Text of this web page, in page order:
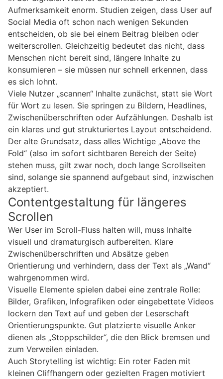
Aufmerksamkeit enorm. Studien zeigen, dass User auf
Social Media oft schon nach wenigen Sekunden
entscheiden, ob sie bei einem Beitrag bleiben oder
weiterscrollen. Gleichzeitig bedeutet das nicht, dass
Menschen nicht bereit sind, längere Inhalte zu
konsumieren – sie müssen nur schnell erkennen, dass
es sich lohnt.
Viele Nutzer „scannen“ Inhalte zunächst, statt sie Wort
für Wort zu lesen. Sie springen zu Bildern, Headlines,
Zwischenüberschriften oder Aufzählungen. Deshalb ist
ein klares und gut strukturiertes Layout entscheidend.
Der alte Grundsatz, dass alles Wichtige „Above the
Fold“ (also im sofort sichtbaren Bereich der Seite)
stehen muss, gilt zwar noch, doch lange Scrollseiten
sind, solange sie spannend aufgebaut sind, inzwischen
akzeptiert.
Contentgestaltung für längeres
Scrollen
Wer User im Scroll-Fluss halten will, muss Inhalte
visuell und dramaturgisch aufbereiten. Klare
Zwischenüberschriften und Absätze geben
Orientierung und verhindern, dass der Text als „Wand“
wahrgenommen wird.
Visuelle Elemente spielen dabei eine zentrale Rolle:
Bilder, Grafiken, Infografiken oder eingebettete Videos
lockern den Text auf und geben der Leserschaft
Orientierungspunkte. Gut platzierte visuelle Anker
dienen als „Stoppschilder“, die den Blick bremsen und
zum Verweilen einladen.
Auch Storytelling ist wichtig: Ein roter Faden mit
kleinen Cliffhangern oder gezielten Fragen motiviert